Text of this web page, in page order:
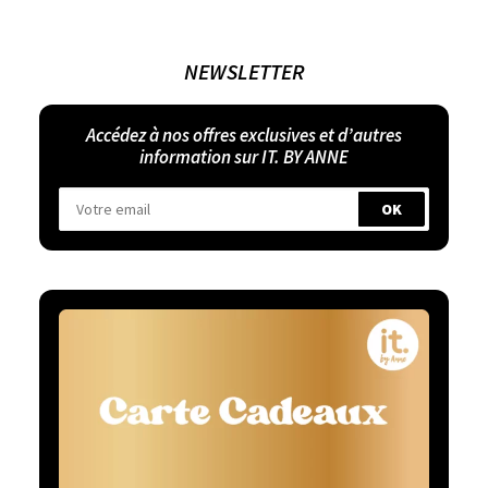
NEWSLETTER
Accédez à nos offres exclusives et d’autres
information sur IT. BY ANNE